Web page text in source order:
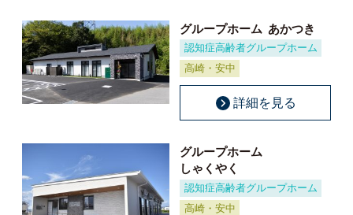
グループホーム あかつき
認知症高齢者グループホーム
高崎・安中
詳細を見る
グループホーム
しゃくやく
認知症高齢者グループホーム
高崎・安中